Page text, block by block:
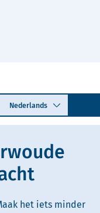
071 - 204 02 30
language
het iets minder